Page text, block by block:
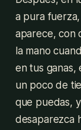
a pura
aparece, con
la mano
en tus ganas,
un poco de
que puedas,
desaparezca